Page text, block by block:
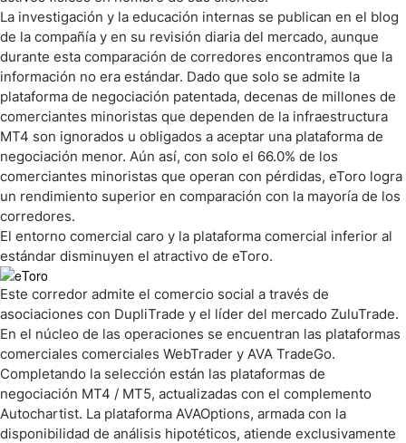
La investigación y la educación internas se publican en el blog
de la compañía y en su revisión diaria del mercado, aunque
durante esta comparación de corredores encontramos que la
información no era estándar. Dado que solo se admite la
plataforma de negociación patentada, decenas de millones de
comerciantes minoristas que dependen de la infraestructura
MT4 son ignorados u obligados a aceptar una plataforma de
negociación menor. Aún así, con solo el 66.0% de los
comerciantes minoristas que operan con pérdidas, eToro logra
un rendimiento superior en comparación con la mayoría de los
corredores.
El entorno comercial caro y la plataforma comercial inferior al
estándar disminuyen el atractivo de eToro.
Este corredor admite el comercio social a través de
asociaciones con DupliTrade y el líder del mercado ZuluTrade.
En el núcleo de las operaciones se encuentran las plataformas
comerciales comerciales WebTrader y AVA TradeGo.
Completando la selección están las plataformas de
negociación MT4 / MT5, actualizadas con el complemento
Autochartist. La plataforma AVAOptions, armada con la
disponibilidad de análisis hipotéticos, atiende exclusivamente